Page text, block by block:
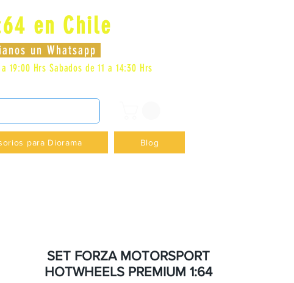
en Chile
un Whatsapp
19:00 Hrs Sabados de 11 a 14:30 Hrs
para Diorama Blog
SET FORZA MOTORSPORT
HOTWHEELS PREMIUM 1:64